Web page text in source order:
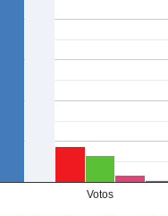
Votos